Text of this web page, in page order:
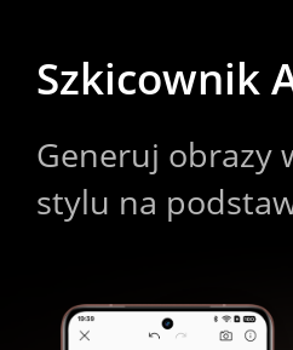
Szkicownik
Generuj obrazy
stylu na